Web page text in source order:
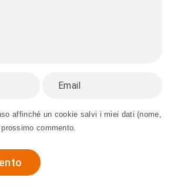
affinché un cookie salvi i miei dati (nome,
commento.